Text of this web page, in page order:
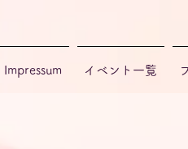
Impressum イベント一覧